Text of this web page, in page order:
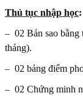
Thủ tục nhập học
– 02 Bản sao bằng
tháng).
– 02 bảng điểm
– 02 Chứng minh